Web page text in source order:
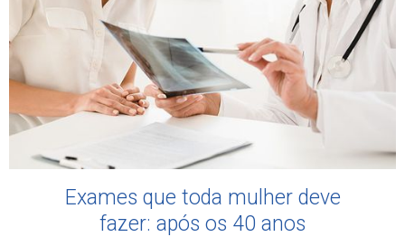
Exames que toda mulher deve
fazer: após os 40 anos